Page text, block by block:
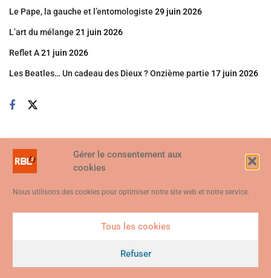
Gérer le consentement aux
cookies
Nous utilisons des cookies pour optimiser notre site web et notre service.
Tous les cookies
Refuser
Le Pape, la gauche et l’entomologiste 29 juin 2026
L’art du mélange 21 juin 2026
Reflet A21 juin 2026
Les Beatles… Un cadeau des Dieux ? Onzième partie 17 juin 2026
vous consentez à ce que des cookies soient utilisés. Visitez notre
Politique de confidentialité et de cookies. Je suis d'accord